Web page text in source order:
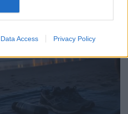
Data Access Privacy Policy